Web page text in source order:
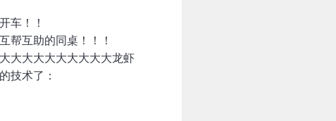
车！！
帮互助的同桌！！！
大大大大大大大大大龙虾
技术了：